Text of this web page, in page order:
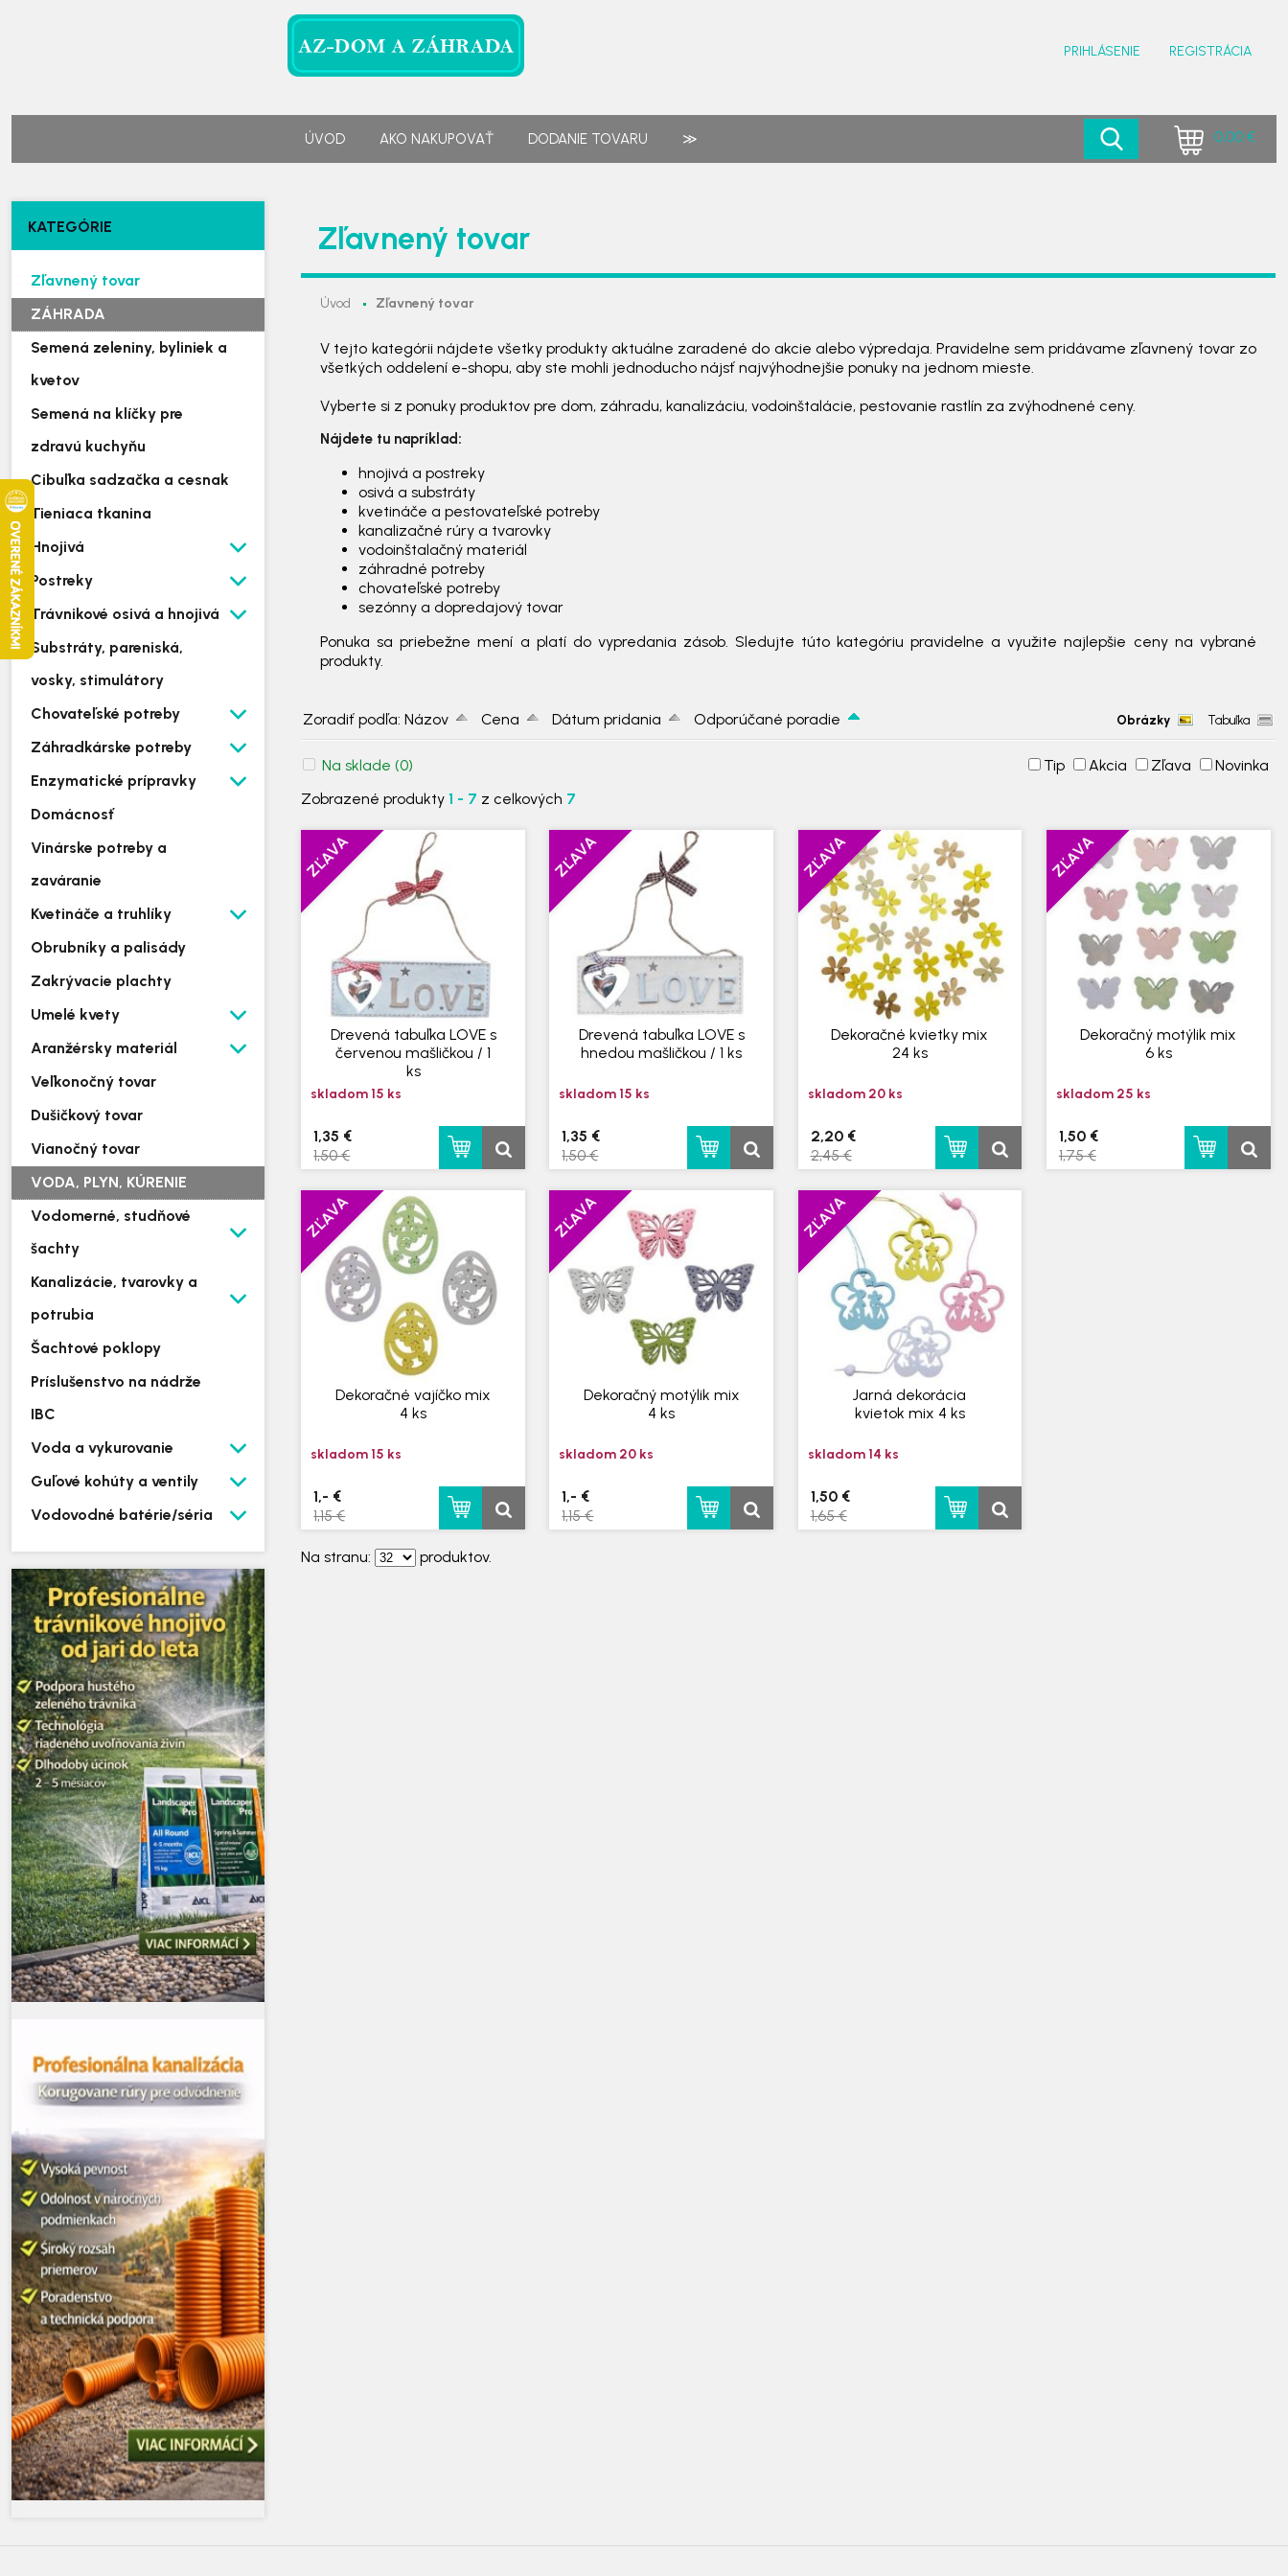
ÚVOD AKO NAKUPOVAŤ DODANIE TOVARU ≫ 0,00 €
PRIHLÁSENIE REGISTRÁCIA
KATEGÓRIE
Zľavnený tovar
ZÁHRADA
Semená zeleniny, byliniek a
kvetov
Semená na klíčky pre
zdravú kuchyňu
Cibuľka sadzačka a cesnak
Tieniaca tkanina
Hnojivá
Postreky
Trávnikové osivá a hnojivá
Substráty, pareniská,
vosky, stimulátory
Chovateľské potreby
Záhradkárske potreby
Enzymatické prípravky
Domácnosť
Vinárske potreby a
zaváranie
Kvetináče a truhlíky
Obrubníky a palisády
Zakrývacie plachty
Umelé kvety
Aranžérsky materiál
Veľkonočný tovar
Dušičkový tovar
Vianočný tovar
VODA, PLYN, KÚRENIE
Vodomerné, studňové
šachty
Kanalizácie, tvarovky a
potrubia
Šachtové poklopy
Príslušenstvo na nádrže
IBC
Voda a vykurovanie
Guľové kohúty a ventily
Vodovodné batérie/séria
Zľavnený tovar
Úvod Zľavnený tovar
V tejto kategórii nájdete všetky produkty aktuálne zaradené do akcie alebo výpredaja. Pravidelne sem pridávame zľavnený tovar zo
všetkých oddelení e-shopu, aby ste mohli jednoducho nájsť najvýhodnejšie ponuky na jednom mieste.
Vyberte si z ponuky produktov pre dom, záhradu, kanalizáciu, vodoinštalácie, pestovanie rastlín za zvýhodnené ceny.
Nájdete tu napríklad:
hnojivá a postreky
osivá a substráty
kvetináče a pestovateľské potreby
kanalizačné rúry a tvarovky
vodoinštalačný materiál
záhradné potreby
chovateľské potreby
sezónny a dopredajový tovar
Ponuka sa priebežne mení a platí do vypredania zásob. Sledujte túto kategóriu pravidelne a využite najlepšie ceny na vybrané
produkty.
Zoradiť podľa:Názov Cena Dátum pridania Odporúčané poradie Obrázky Tabuľka
Na sklade (0) Tip Akcia Zľava
Novinka
Zobrazené produkty1 - 7 z celkových 7
ZĽAVA
Drevená tabuľka LOVE s
červenou mašličkou / 1
ks
skladom 15 ks
1,35 €
1,50 €
ZĽAVA
Drevená tabuľka LOVE s
hnedou mašličkou / 1 ks
skladom 15 ks
1,35 €
1,50 €
ZĽAVA
Dekoračné kvietky mix
24 ks
skladom 20 ks
2,20 €
2,45 €
ZĽAVA
Dekoračný motýlik mix
6 ks
skladom 25 ks
1,50 €
1,75 €
ZĽAVA
Dekoračné vajíčko mix
4 ks
skladom 15 ks
1,- €
1,15 €
ZĽAVA
Dekoračný motýlik mix
4 ks
skladom 20 ks
1,- €
1,15 €
ZĽAVA
Jarná dekorácia
kvietok mix 4 ks
skladom 14 ks
1,50 €
1,65 €
Na stranu: produktov.